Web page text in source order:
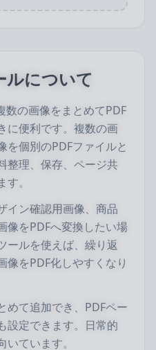
ルについて
数の画像をまとめてPDF
に便利です。複数の画
を個別のPDFファイルと
整理、保存、ページ共
。
イン確認用画像、商品
像をPDFへ変換したい場
ールを使えば、繰り返
像をPDF化しやすくなり
めて追加でき、PDFペー
設定できます。日常的
ています。